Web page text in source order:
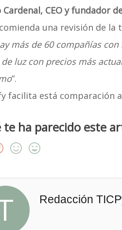
CEO y fundador
una revisión de
más de 60 compañías
luz con precios más
”.
facilita está comparación
te ha parecido este
Redacción